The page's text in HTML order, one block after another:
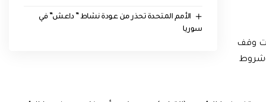
الأمم المتحدة تحذر من عودة نشاط ” داعش” في
سوريا
وقف
وشروط